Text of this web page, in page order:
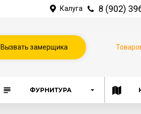
Калуга 8 (902)
Вызвать замерщика
ФУРНИТУРА